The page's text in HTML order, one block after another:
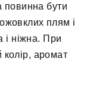
повинна бути
плям і
і ніжна. При
колір, аромат